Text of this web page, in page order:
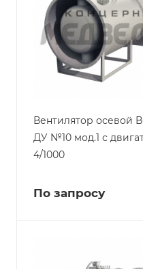
Вентилятор осевой
ДУ №10 мод.1 с
4/1000
По запросу